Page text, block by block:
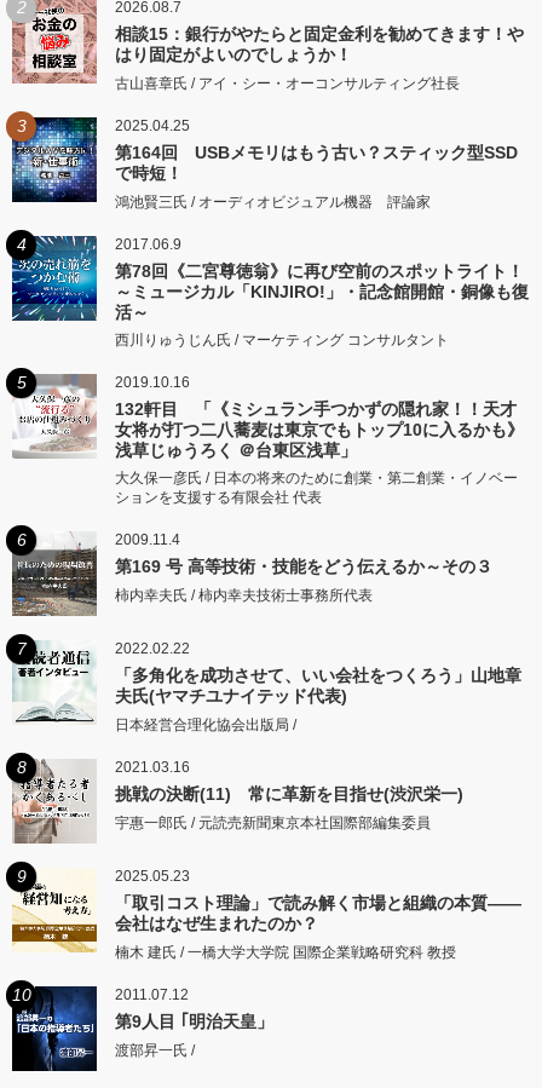
2 2026.08.7
相談15：銀行がやたらと固定金利を勧めてきます！や
はり固定がよいのでしょうか！
古山喜章氏 / アイ・シー・オーコンサルティング社長
3 2025.04.25
第164回 USBメモリはもう古い？スティック型SSD
で時短！
鴻池賢三氏 / オーディオビジュアル機器 評論家
4 2017.06.9
第78回《二宮尊徳翁》に再び空前のスポットライト！
～ミュージカル「KINJIRO!」・記念館開館・銅像も復
活～
西川りゅうじん氏 / マーケティング コンサルタント
5 2019.10.16
132軒目 「《ミシュラン手つかずの隠れ家！！天才
女将が打つ二八蕎麦は東京でもトップ10に入るかも》
浅草じゅうろく ＠台東区浅草」
大久保一彦氏 / 日本の将来のために創業・第二創業・イノベー
ションを支援する有限会社 代表
6 2009.11.4
第169 号 高等技術・技能をどう伝えるか～その３
柿内幸夫氏 / 柿内幸夫技術士事務所代表
7 2022.02.22
「多角化を成功させて、いい会社をつくろう」山地章
夫氏(ヤマチユナイテッド代表)
日本経営合理化協会出版局 /
8 2021.03.16
挑戦の決断(11) 常に革新を目指せ(渋沢栄一)
宇惠一郎氏 / 元読売新聞東京本社国際部編集委員
9 2025.05.23
「取引コスト理論」で読み解く市場と組織の本質――
会社はなぜ生まれたのか？
楠木 建氏 / 一橋大学大学院 国際企業戦略研究科 教授
10 2011.07.12
第9人目 ｢明治天皇」
渡部昇一氏 /